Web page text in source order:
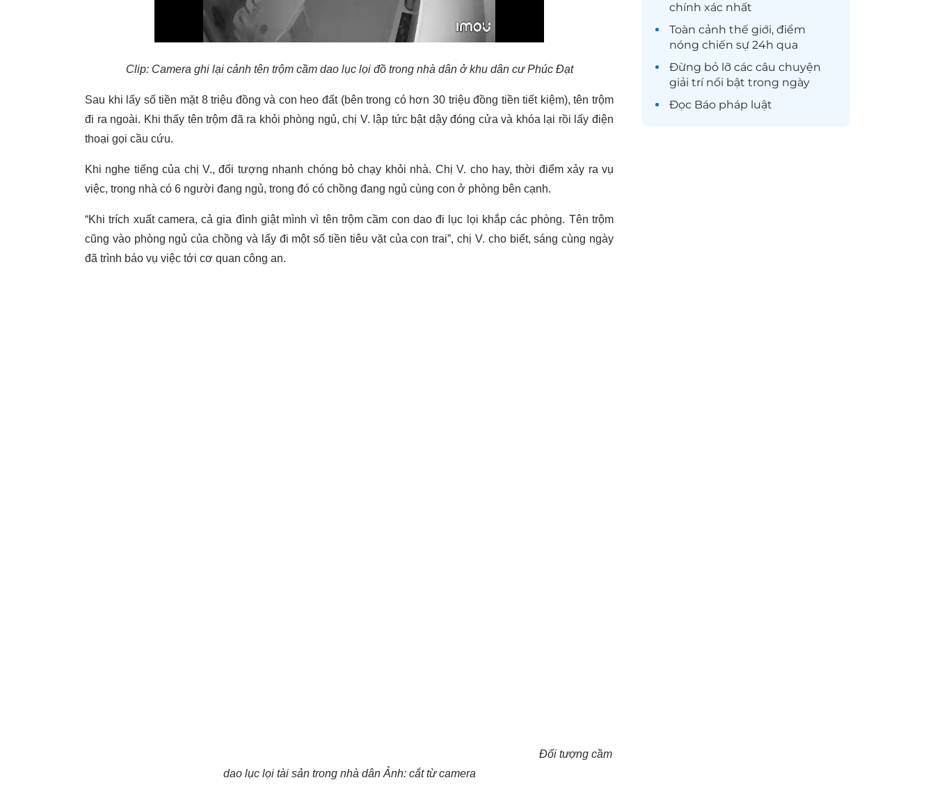
Clip: Camera ghi lại cảnh tên trộm cầm dao lục lọi đồ trong nhà dân ở khu dân cư Phúc Đạt
Sau khi lấy số tiền mặt 8 triệu đồng và con heo đất (bên trong có hơn 30 triệu đồng tiền tiết kiệm), tên trộm
đi ra ngoài. Khi thấy tên trộm đã ra khỏi phòng ngủ, chị V. lập tức bật dậy đóng cửa và khóa lại rồi lấy điện
thoại gọi cầu cứu.
Khi nghe tiếng của chị V., đối tượng nhanh chóng bỏ chạy khỏi nhà. Chị V. cho hay, thời điểm xảy ra vụ
việc, trong nhà có 6 người đang ngủ, trong đó có chồng đang ngủ cùng con ở phòng bên cạnh.
“Khi trích xuất camera, cả gia đình giật mình vì tên trộm cầm con dao đi lục lọi khắp các phòng. Tên trộm
cũng vào phòng ngủ của chồng và lấy đi một số tiền tiêu vặt của con trai”, chị V. cho biết, sáng cùng ngày
đã trình báo vụ việc tới cơ quan công an.
Đối tượng cầm
dao lục lọi tài sản trong nhà dân Ảnh: cắt từ camera
chính xác nhất
Toàn cảnh thế giới, điểm
nóng chiến sự 24h qua
Đừng bỏ lỡ các câu chuyện
giải trínổi bật trong ngày
Đọc Báo pháp luật